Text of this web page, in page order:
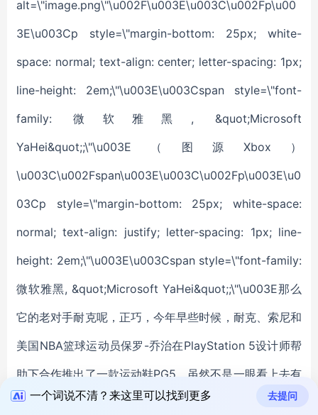
一个词说不清？来这里可以找到更多 去提问